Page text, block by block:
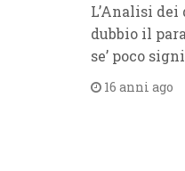
L’Analisi
dubbio il
se’ poco
16 anni ago